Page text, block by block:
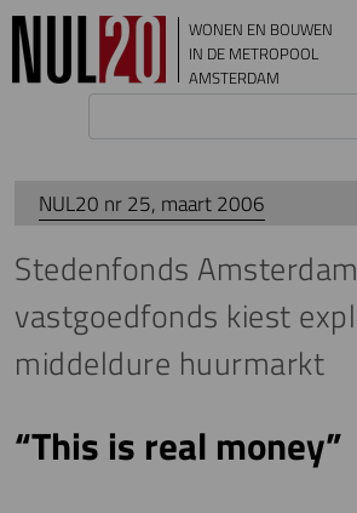
Overslaan en naar de inhoud gaan
WONEN EN BOUWEN
IN DE METROPOOL
AMSTERDAM
NUL20 nr 25, maart 2006
Stedenfonds
vastgoedfonds kiest
middeldure huurmarkt
“This is real money”